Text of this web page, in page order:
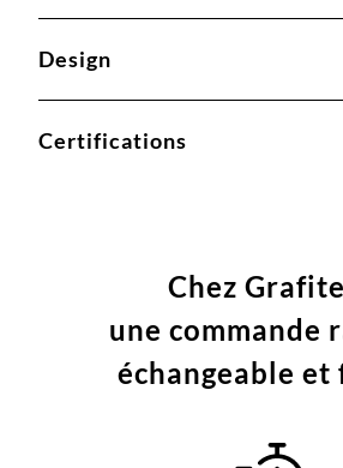
Design
Certifications
Chez
une commande
échangeable et